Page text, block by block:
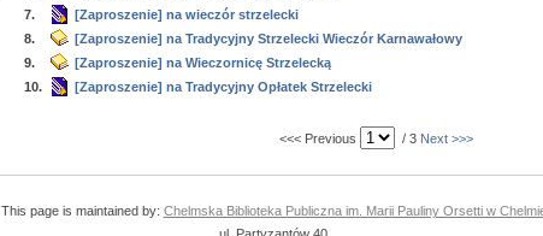
7.
[Zaproszenie] na wieczór strzelecki
8.
[Zaproszenie] na Tradycyjny Strzelecki Wieczór Karnawałowy
9.
[Zaproszenie] na Wieczornicę Strzelecką
10.
[Zaproszenie] na Tradycyjny Opłatek Strzelecki
<<< Previous / 3 Next >>>
This page is maintained by: Chelmska Biblioteka Publiczna im. Marii Pauliny Orsetti w